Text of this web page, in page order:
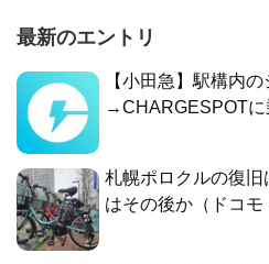
最新のエントリ
【小田急】駅構内
→CHARGESPOTに
札幌ポロクルの復
はその後か（ドコモ